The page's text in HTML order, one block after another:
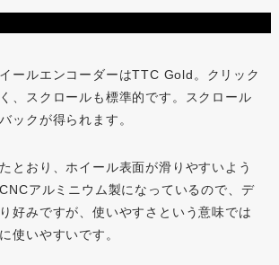
ールエンコーダーはTTC Gold。クリック
、スクロールも標準的です。スクロール
ックが得られます。
とおり、ホイール表面が滑りやすいよう
アルミニウム製になっているので、デ
好みですが、使いやすさという意味では
使いやすいです。